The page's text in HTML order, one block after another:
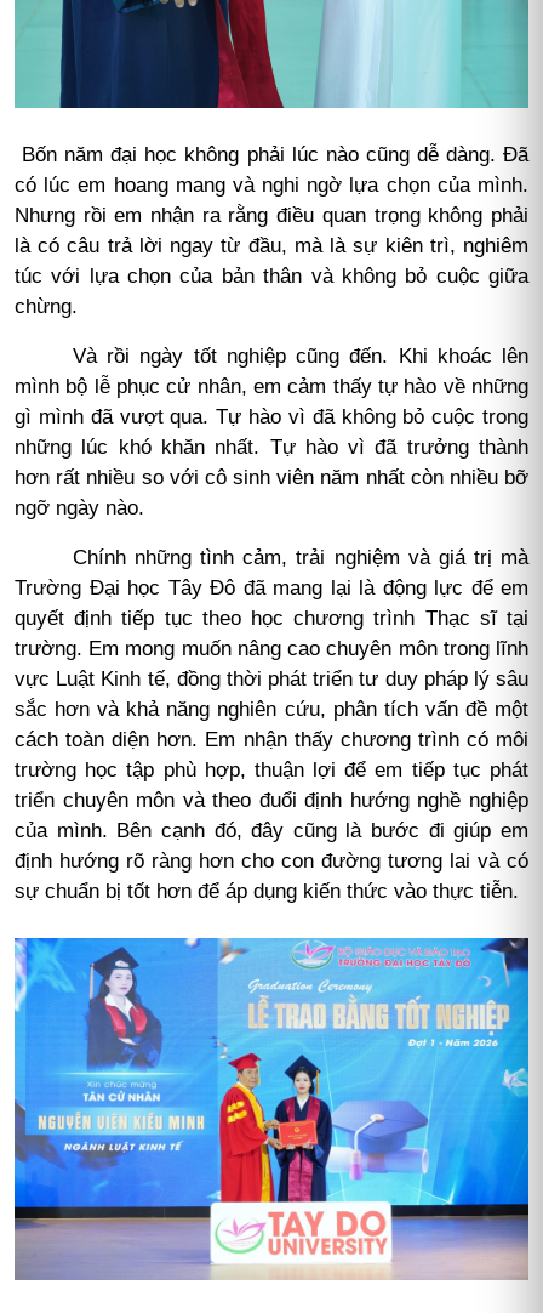
Bốn năm đại học không phải lúc nào cũng dễ dàng. Đã
có lúc em hoang mang và nghi ngờ lựa chọn của mình.
Nhưng rồi em nhận ra rằng điều quan trọng không phải
là có câu trả lời ngay từ đầu, mà là sự kiên trì, nghiêm
túc với lựa chọn của bản thân và không bỏ cuộc giữa
chừng.
Và rồi ngày tốt nghiệp cũng đến. Khi khoác lên
mình bộ lễ phục cử nhân, em cảm thấy tự hào về những
gì mình đã vượt qua. Tự hào vì đã không bỏ cuộc trong
những lúc khó khăn nhất. Tự hào vì đã trưởng thành
hơn rất nhiều so với cô sinh viên năm nhất còn nhiều bỡ
ngỡ ngày nào.
Chính những tình cảm, trải nghiệm và giá trị mà
Trường Đại học Tây Đô đã mang lại là động lực để em
quyết định tiếp tục theo học chương trình Thạc sĩ tại
trường. Em mong muốn nâng cao chuyên môn trong lĩnh
vực Luật Kinh tế, đồng thời phát triển tư duy pháp lý sâu
sắc hơn và khả năng nghiên cứu, phân tích vấn đề một
cách toàn diện hơn. Em nhận thấy chương trình có môi
trường học tập phù hợp, thuận lợi để em tiếp tục phát
triển chuyên môn và theo đuổi định hướng nghề nghiệp
của mình. Bên cạnh đó, đây cũng là bước đi giúp em
định hướng rõ ràng hơn cho con đường tương lai và có
sự chuẩn bị tốt hơn để áp dụng kiến thức vào thực tiễn.